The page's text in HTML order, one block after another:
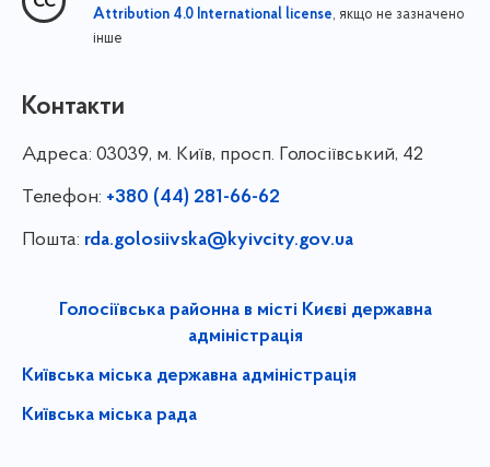
Attribution 4.0 International license, якщо не зазначено
інше
Контакти
Адреса: 03039, м. Київ, просп. Голосіївський, 42
Телефон: +380 (44) 281-66-62
Пошта: rda.golosiivska@kyivcity.gov.ua
Голосіївська районна в місті Києві державна
адміністрація
Київська міська державна адміністрація
Київська міська рада